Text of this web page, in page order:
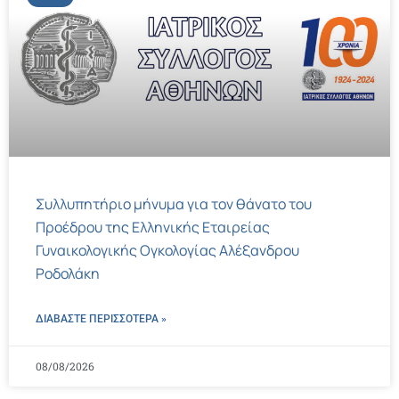
Συλλυπητήριο μήνυμα για τον θάνατο του
Προέδρου της Ελληνικής Εταιρείας
Γυναικολογικής Ογκολογίας Αλέξανδρου
Ροδολάκη
ΔΙΑΒΑΣΤΕ ΠΕΡΙΣΣΌΤΕΡΑ »
08/08/2026